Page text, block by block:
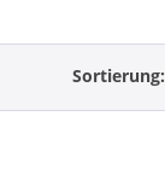
Sortierung: